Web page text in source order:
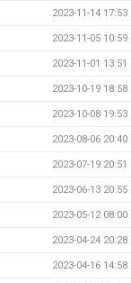
2023-11-14 17:53
2023-11-05 10:59
2023-11-01 13:51
2023-10-19 18:58
2023-10-08 19:53
2023-08-06 20:40
2023-07-19 20:51
2023-06-13 20:55
2023-05-12 08:00
2023-04-24 20:28
2023-04-16 14:58